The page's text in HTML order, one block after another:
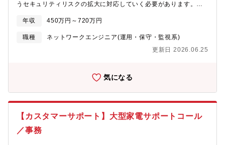
うセキュリティリスクの拡大に対応していく必要があります。セ
発揮し安全安心な環境づくりに貢献できる人材を募集していま
す。宮城県を拠点としアイリスオーヤマ、並びに全グループ会社
のセキュリティにかかわる業務を行っていただきます。【業務内
容について】セキュリティやネットワークの運用と管理、ユーザ
会社含む）・企画、提案・調査、問合せ対応・社内教育・保守運
番、遅番、夜勤の勤務がありシフトを組んで対応いただきま
21：45（数回程度） 【夜勤】21:00～29:45、22:00～
30:45（月6回程度）※土日出勤をした場合は平日に代休を取って
年収 450万円～720万円
職種
ネットワークエンジニア(運用・保守・監視系)
更新日 2026.06.25
気になる
【カスタマーサポート】大型家電サポートコール
／事務